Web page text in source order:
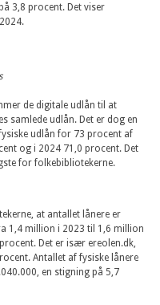
3,8 procent. Det viser
de digitale udlån til at
samlede udlån. Det er dog en
udlån for 73 procent af
og i 2024 71,0 procent. Det
for folkebibliotekerne.
at antallet lånere er
1,4 million i 2023 til 1,6 million
Det er især ereolen.dk,
Antallet af fysiske lånere
en stigning på 5,7